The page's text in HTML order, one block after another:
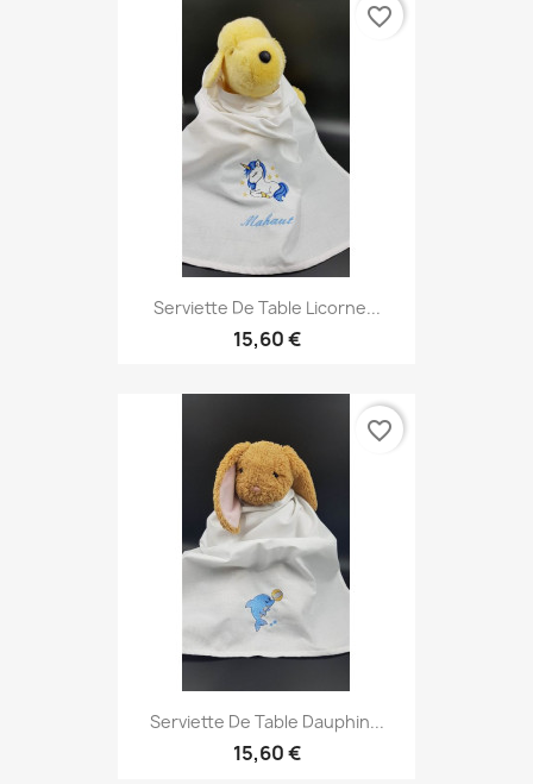
Serviette De Table Licorne...
15,60 €
favorite_border
Serviette De Table Dauphin...
15,60 €
favorite_border